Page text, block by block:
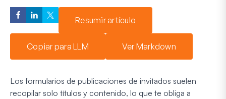
Resumir artículo
Copiar para LLM Ver Markdown
Los formularios de publicaciones de invitados suelen
recopilar solo títulos y contenido, lo que te obliga a